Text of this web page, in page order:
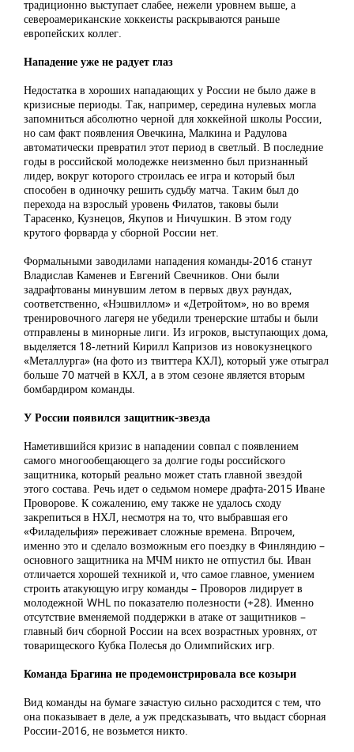
традиционно выступает слабее, нежели уровнем выше, а
североамериканские хоккеисты раскрываются раньше
европейских коллег.
Нападение уже не радует глаз
Недостатка в хороших нападающих у России не было даже в
кризисные периоды. Так, например, середина нулевых могла
запомниться абсолютно черной для хоккейной школы России,
но сам факт появления Овечкина, Малкина и Радулова
автоматически превратил этот период в светлый. В последние
годы в российской молодежке неизменно был признанный
лидер, вокруг которого строилась ее игра и который был
способен в одиночку решить судьбу матча. Таким был до
перехода на взрослый уровень Филатов, таковы были
Тарасенко, Кузнецов, Якупов и Ничушкин. В этом году
крутого форварда у сборной России нет.
Формальными заводилами нападения команды-2016 станут
Владислав Каменев и Евгений Свечников. Они были
задрафтованы минувшим летом в первых двух раундах,
соответственно, «Нэшвиллом» и «Детройтом», но во время
тренировочного лагеря не убедили тренерские штабы и были
отправлены в минорные лиги. Из игроков, выступающих дома,
выделяется 18-летний Кирилл Капризов из новокузнецкого
«Металлурга» (на фото из твиттера КХЛ), который уже отыграл
больше 70 матчей в КХЛ, а в этом сезоне является вторым
бомбардиром команды.
У России появился защитник-звезда
Наметившийся кризис в нападении совпал с появлением
самого многообещающего за долгие годы российского
защитника, который реально может стать главной звездой
этого состава. Речь идет о седьмом номере драфта-2015 Иване
Проворове. К сожалению, ему также не удалось сходу
закрепиться в НХЛ, несмотря на то, что выбравшая его
«Филадельфия» переживает сложные времена. Впрочем,
именно это и сделало возможным его поездку в Финляндию –
основного защитника на МЧМ никто не отпустил бы. Иван
отличается хорошей техникой и, что самое главное, умением
строить атакующую игру команды – Проворов лидирует в
молодежной WHL по показателю полезности (+28). Именно
отсутствие вменяемой поддержки в атаке от защитников –
главный бич сборной России на всех возрастных уровнях, от
товарищеского Кубка Полесья до Олимпийских игр.
Команда Брагина не продемонстрировала все козыри
Вид команды на бумаге зачастую сильно расходится с тем, что
она показывает в деле, а уж предсказывать, что выдаст сборная
России-2016, не возьмется никто.